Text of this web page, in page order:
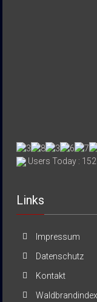
Users Today : 152
Links
Impressum
Datenschutz
Kontakt
Waldbrandindex